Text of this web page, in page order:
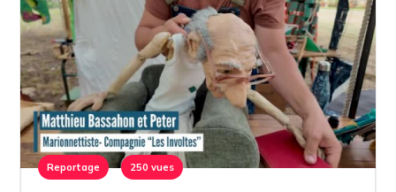
Reportage 250 vues